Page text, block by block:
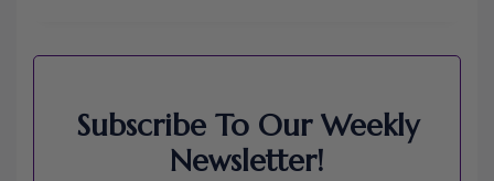
Subscribe To Our Weekly
Newsletter!